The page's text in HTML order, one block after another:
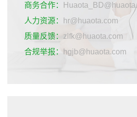
商务合作：
人力资源：
hr@huaota.com
质量反馈： zlfk@huaota.com
合规举报：
hgjb@huaota.com